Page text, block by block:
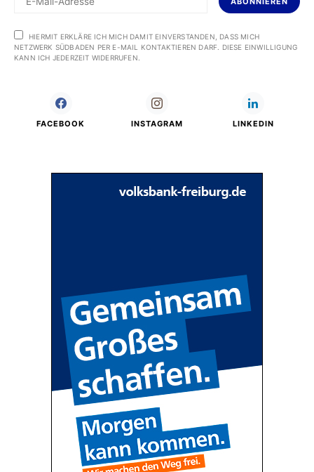
HIERMIT ERKLÄRE ICH MICH DAMIT EINVERSTANDEN, DASS MICH
NETZWERK SÜDBADEN PER E-MAIL KONTAKTIEREN DARF. DIESE EINWILLIGUNG
KANN ICH JEDERZEIT WIDERRUFEN.
FACEBOOK INSTAGRAM LINKEDIN